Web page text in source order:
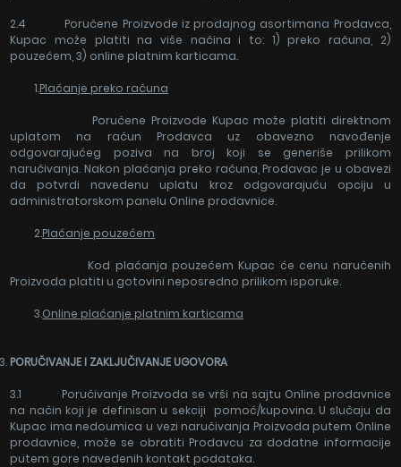
2.4 Poručene Proizvode iz prodajnog asortimana Prodavca,
Kupac može platiti na više načina i to: 1) preko računa, 2)
pouzećem, 3) online platnim karticama.
1.Plaćanje preko računa
Poručene Proizvode Kupac može platiti direktnom
uplatom na račun Prodavca uz obavezno navođenje
odgovarajućeg poziva na broj koji se generiše prilikom
naručivanja. Nakon plaćanja preko računa, Prodavac je u obavezi
da potvrdi navedenu uplatu kroz odgovarajuću opciju u
administratorskom panelu Online prodavnice.
2.Plaćanje pouzećem
Kod plaćanja pouzećem Kupac će cenu naručenih
Proizvoda platiti u gotovini neposredno prilikom isporuke.
3.Online plaćanje platnim karticama
PORUČIVANJE I ZAKLJUČIVANJE UGOVORA
3.1 Poručivanje Proizvoda se vrši na sajtu Online prodavnice
na način koji je definisan u sekciji pomoć/kupovina. U slučaju da
Kupac ima nedoumica u vezi naručivanja Proizvoda putem Online
prodavnice, može se obratiti Prodavcu za dodatne informacije
putem gore navedenih kontakt podataka.